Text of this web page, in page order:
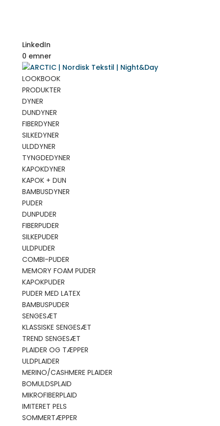
LinkedIn
0 emner
LOOKBOOK
PRODUKTER
DYNER
DUNDYNER
FIBERDYNER
SILKEDYNER
ULDDYNER
TYNGDEDYNER
KAPOKDYNER
KAPOK + DUN
BAMBUSDYNER
PUDER
DUNPUDER
FIBERPUDER
SILKEPUDER
ULDPUDER
COMBI-PUDER
MEMORY FOAM PUDER
KAPOKPUDER
PUDER MED LATEX
BAMBUSPUDER
SENGESÆT
KLASSISKE SENGESÆT
TREND SENGESÆT
PLAIDER OG TÆPPER
ULDPLAIDER
MERINO/CASHMERE PLAIDER
BOMULDSPLAID
MIKROFIBERPLAID
IMITERET PELS
SOMMERTÆPPER